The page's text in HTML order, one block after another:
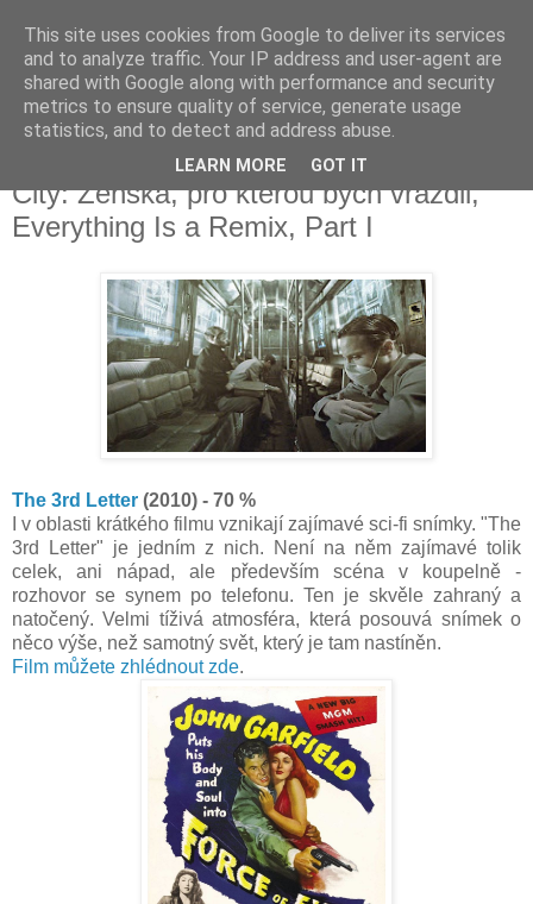
Deník milovníka filmů
úterý 9. prosince 2014
The 3rd Letter, Síla zla, Uppercut, Sin
City: Ženská, pro kterou bych vraždil,
Everything Is a Remix, Part I
The 3rd Letter (2010) - 70 %
I v oblasti krátkého filmu vznikají zajímavé sci-fi snímky. "The
3rd Letter" je jedním z nich. Není na něm zajímavé tolik
celek, ani nápad, ale především scéna v koupelně -
rozhovor se synem po telefonu. Ten je skvěle zahraný a
natočený. Velmi tíživá atmosféra, která posouvá snímek o
něco výše, než samotný svět, který je tam nastíněn.
Film můžete zhlédnout zde.
This site uses cookies from Google to deliver its services
and to analyze traffic. Your IP address and user-agent are
shared with Google along with performance and security
metrics to ensure quality of service, generate usage
statistics, and to detect and address abuse.
LEARN MORE GOT IT